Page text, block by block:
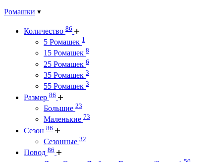
Ромашки
Количество 86
5 Ромашек 1
15 Ромашек 8
25 Ромашек 6
35 Ромашек 3
55 Ромашек 3
Размер 86
Большие 23
Маленькие 73
Сезон 86
Сезонные 32
Повод 86